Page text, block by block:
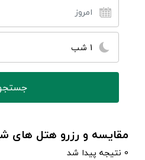
1 شب
مقایسه و رزرو هتل های
0 نتیجه پیدا شد